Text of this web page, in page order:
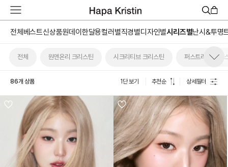
달
전체 베스트신상품원데이 한달용컬러별직경별디자인별시리즈별난시&투명
전체 원앤온리 크리스틴 시크리티브 크리스틴 퍼스트러브 크리
86개 상품 1단 보기 추천순 상세필터